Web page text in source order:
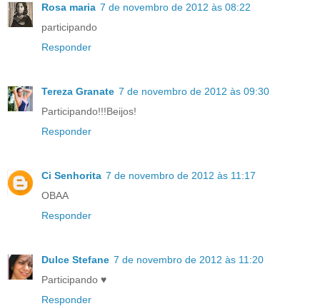
Rosa maria 7 de novembro de 2012 às 08:22
participando
Responder
Tereza Granate 7 de novembro de 2012 às 09:30
Participando!!!Beijos!
Responder
Ci Senhorita 7 de novembro de 2012 às 11:17
OBAA
Responder
Dulce Stefane 7 de novembro de 2012 às 11:20
Participando ♥
Responder